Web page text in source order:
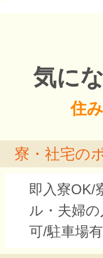
気に
住
寮・社宅の
即入寮OK/
ル・夫婦
可/駐車場